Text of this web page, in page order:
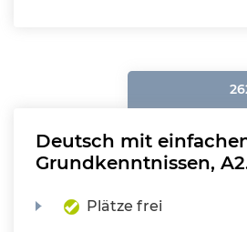
Deutsch mit
Grundkenntnissen,
Plätze frei